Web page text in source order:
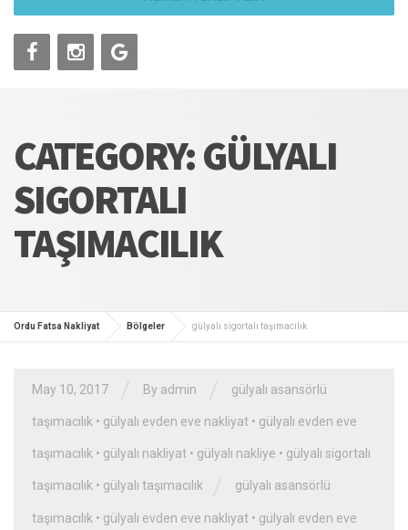
CATEGORY: GÜLYALI
SIGORTALI
TAŞIMACILIK
Ordu Fatsa Nakliyat Bölgeler gülyalı sigortalı taşımacılık
May 10, 2017 By admin gülyalı asansörlü
taşımacılık • gülyalı evden eve nakliyat • gülyalı evden eve
taşımacılık • gülyalı nakliyat • gülyalı nakliye • gülyalı sigortalı
taşımacılık • gülyalı taşımacılık gülyalı asansörlü
taşımacılık • gülyalı evden eve nakliyat • gülyalı evden eve